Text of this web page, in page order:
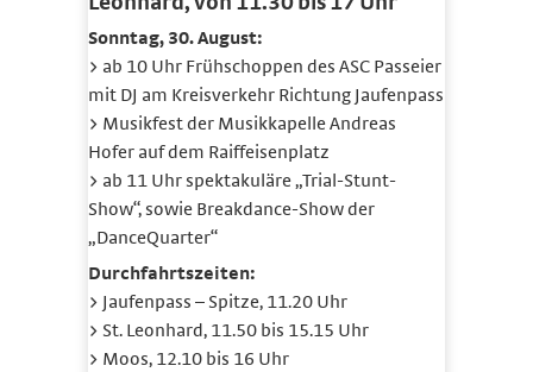
Sonntag, 30. August:
> ab 10 Uhr Frühschoppen des ASC Passeier
mit DJ am Kreisverkehr Richtung Jaufenpass
> Musikfest der Musikkapelle Andreas
Hofer auf dem Raiffeisenplatz
> ab 11 Uhr spektakuläre „Trial-Stunt-
Show“, sowie Breakdance-Show der
„DanceQuarter“
Durchfahrtszeiten:
> Jaufenpass – Spitze, 11.20 Uhr
> St. Leonhard, 11.50 bis 15.15 Uhr
> Moos, 12.10 bis 16 Uhr